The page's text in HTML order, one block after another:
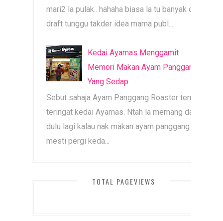
mari2 la pulak.. hahaha biasa la tu banyak dah
draft tunggu takder idea mama publ...
Kedai Ayamas Menggamit
Memori Makan Ayam Panggang
Yang Sedap
Sebut sahaja Ayam Panggang Roaster terus
teringat kedai Ayamas. Ntah la memang dari
dulu lagi kalau nak makan ayam panggang
mesti pergi keda...
TOTAL PAGEVIEWS